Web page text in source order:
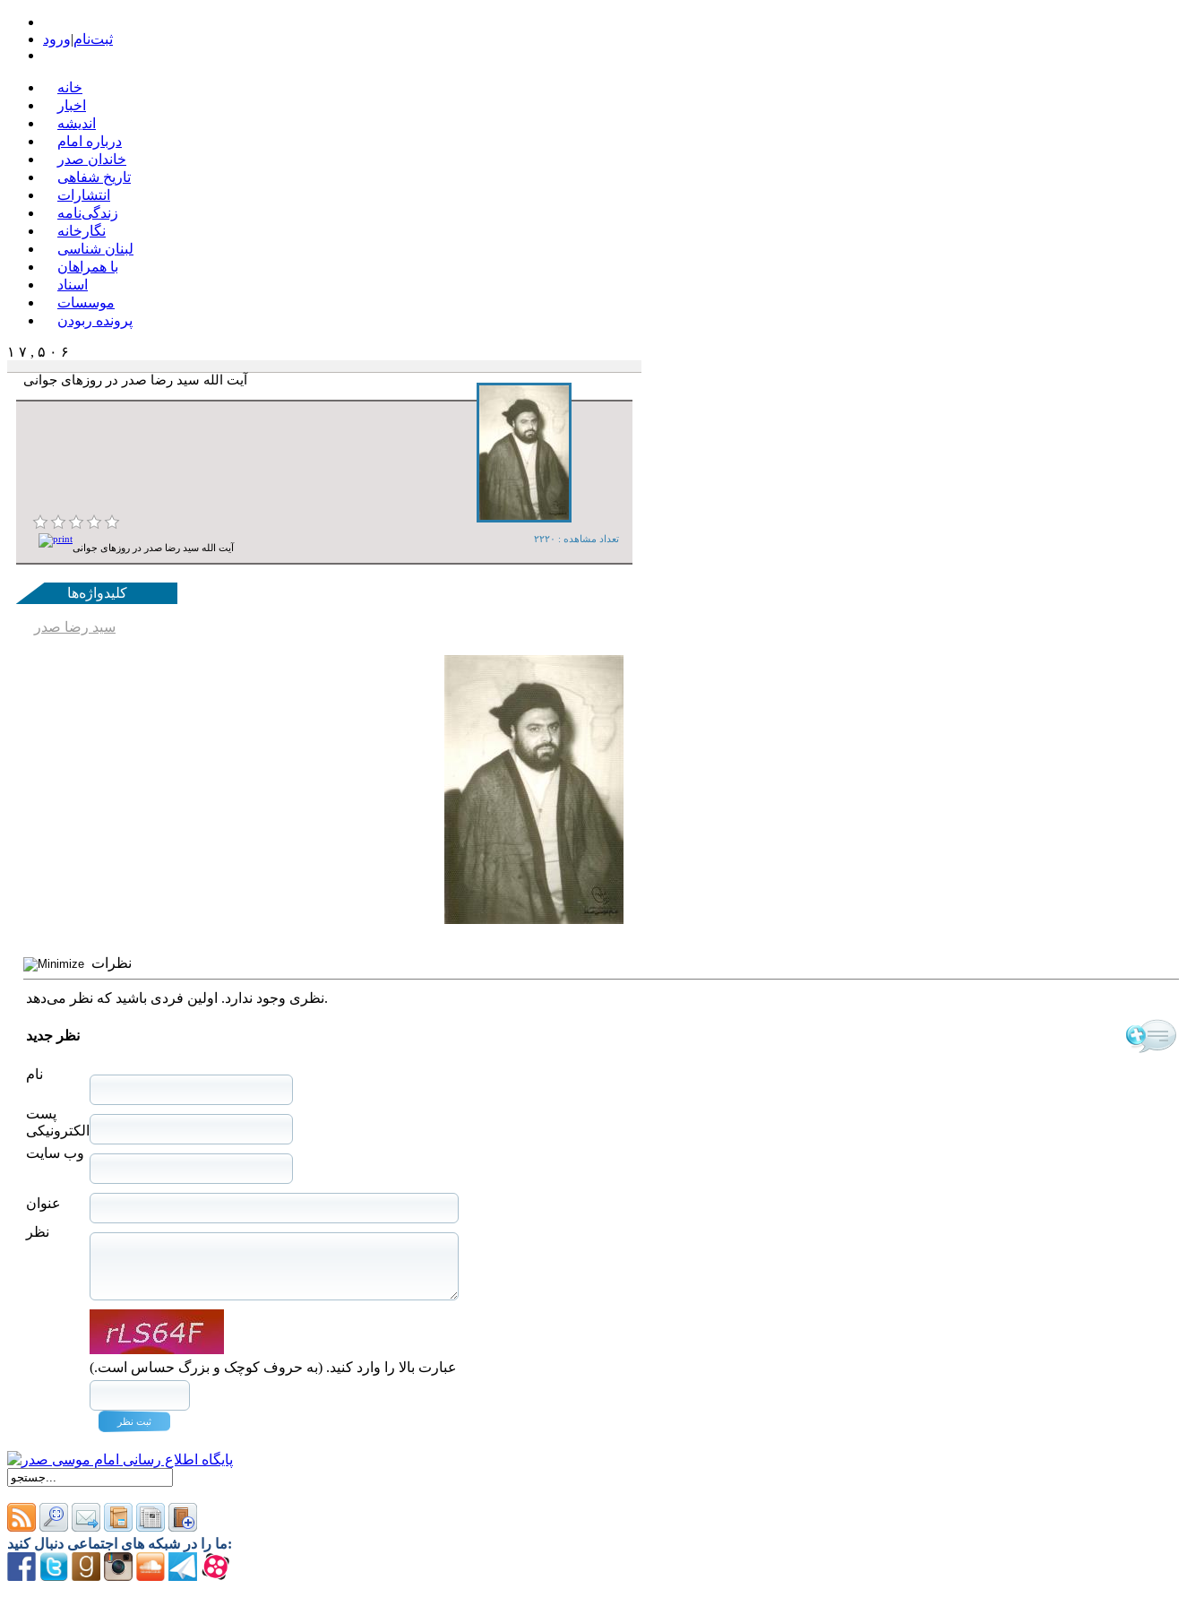
ثبت‌نام|ورود
خانه
اخبار
اندیشه
درباره امام
خاندان صدر
تاریخ شفاهی
انتشارات
زندگی‌نامه
نگارخانه
لبنان شناسی
با همراهان
اسناد
موسسات
پرونده ربودن
۱ ۷ , ۵ ۰ ۶
آیت الله سید رضا صدر در روزهای جوانی
تعداد مشاهده :‌ ۲۲۲۰
آیت الله سید رضا صدر در روزهای جوانی
کلیدواژه‌ها
سید رضا صدر
نظرات
نظری وجود ندارد. اولین فردی باشید که نظر می‌دهد.
نظر جدید
نام
پست
الکترونیکی
وب سایت
عنوان
نظر
عبارت بالا را وارد کنید. (به حروف کوچک و بزرگ حساس است.)
ما را در شبکه های اجتماعی دنبال کنید: